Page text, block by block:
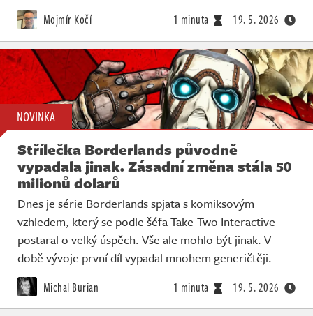
Mojmír Kočí 1 minuta 19. 5. 2026
NOVINKA
Střílečka Borderlands původně
vypadala jinak. Zásadní změna stála 50
milionů dolarů
Dnes je série Borderlands spjata s komiksovým
vzhledem, který se podle šéfa Take-Two Interactive
postaral o velký úspěch. Vše ale mohlo být jinak. V
době vývoje první díl vypadal mnohem generičtěji.
Michal Burian 1 minuta 19. 5. 2026